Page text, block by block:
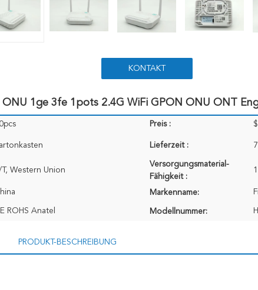
KONTAKT
ONU 1ge 3fe 1pots 2.4G WiFi GPON ONU ONT
Preis :
Lieferzeit :
T, Western Union
Versorgungsmaterial-
Fähigkeit :
Markenname:
ROHS Anatel Modellnummer:
PRODUKT-BESCHREIBUNG